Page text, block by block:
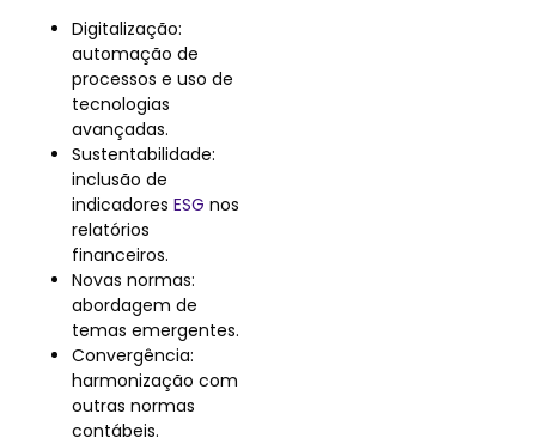
Digitalização:
automação de
processos e uso de
tecnologias
avançadas.
Sustentabilidade:
inclusão de
indicadores ESG nos
relatórios
financeiros.
Novas normas:
abordagem de
temas emergentes.
Convergência:
harmonização com
outras normas
contábeis.